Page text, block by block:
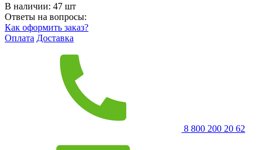
В наличии: 47 шт
Ответы на вопросы:
Как оформить заказ?
Оплата Доставка
8 800 200 20 62